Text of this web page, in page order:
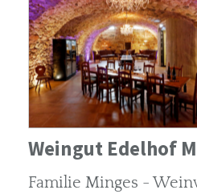
Weingut Edelhof
Familie Minges -